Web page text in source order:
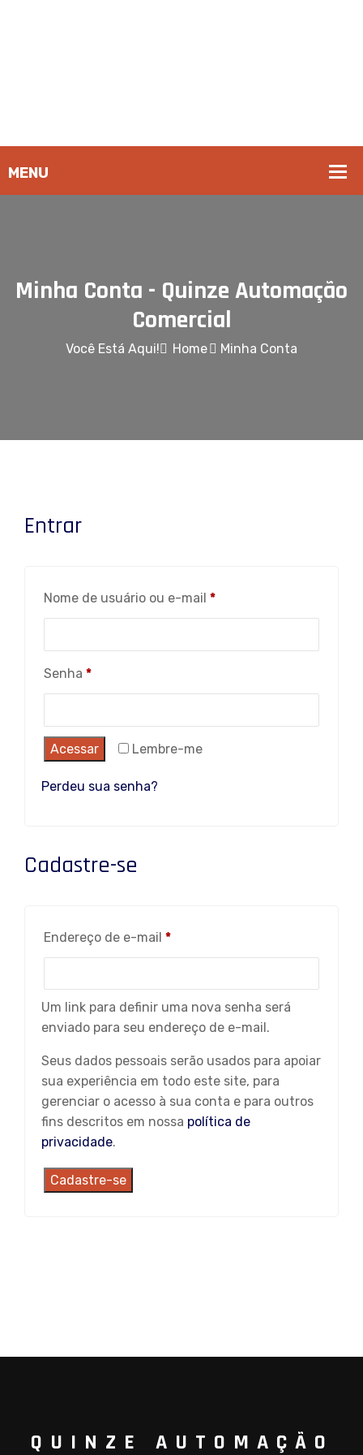
Minha Conta - Quinze Automação
Comercial
Você Está Aqui! Home Minha Conta
Entrar
Nome de usuário ou e-mail *Obrigatório
Senha *Obrigatório
Lembre-me
Acessar
Perdeu sua senha?
Cadastre-se
Endereço de e-mail *Obrigatório
Um link para definir uma nova senha será
enviado para seu endereço de e-mail.
Seus dados pessoais serão usados ​​para apoiar
sua experiência em todo este site, para
gerenciar o acesso à sua conta e para outros
fins descritos em nossa política de
privacidade.
Cadastre-se
QUINZE AUTOMAÇÃO